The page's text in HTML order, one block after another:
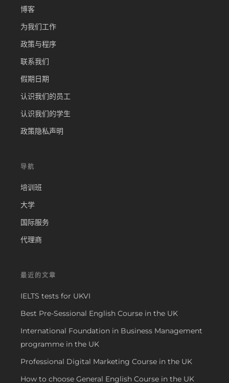
博客
为我们工作
政策与程序
联系我们
假期日期
认识我们的员工
认识我们的学生
政策隐私声明
导航
培训班
大学
国际服务
代理商
最近的文章
IELTS tests for UKVI
Best Pre-Sessional English Course in the UK
International Foundation in Business Management
programme in the UK
Professional Digital Marketing Course in the UK
How to choose General English Course in the UK